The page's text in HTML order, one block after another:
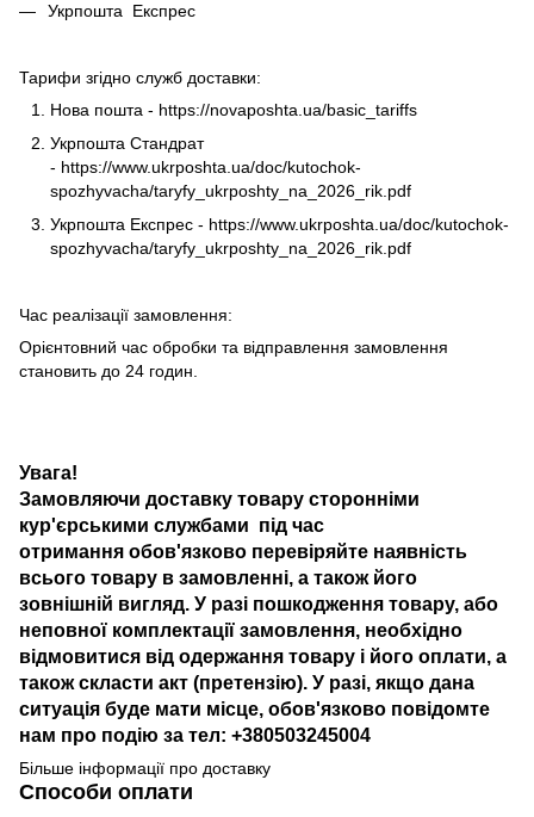
Укрпошта Експрес
Тарифи згідно служб доставки:
Нова пошта - https://novaposhta.ua/basic_tariffs
Укрпошта Стандрат
- https://www.ukrposhta.ua/doc/kutochok-
spozhyvacha/taryfy_ukrposhty_na_2026_rik.pdf
Укрпошта Експрес - https://www.ukrposhta.ua/doc/kutochok-
spozhyvacha/taryfy_ukrposhty_na_2026_rik.pdf
Час реалізації замовлення:
Орієнтовний час обробки та відправлення замовлення
становить до 24 годин.
Увага!
Замовляючи доставку товару сторонніми
кур'єрськими службами під час
отримання обов'язково перевіряйте наявність
всього товару в замовленні, а також його
зовнішній вигляд. У разі пошкодження товару, або
неповної комплектації замовлення, необхідно
відмовитися від одержання товару і його оплати, а
також скласти акт (претензію). У разі, якщо дана
ситуація буде мати місце, обов'язково повідомте
нам про подію за тел: +380503245004
Більше інформації про доставку
Способи оплати